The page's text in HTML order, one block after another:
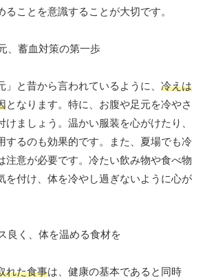
ることを意識することが大切です。
、蓄血対策の第一歩
」と昔から言われているように、 冷えは
となります。特に、お腹や足元を冷やさ
けましょう。温かい服装を心がけたり、
するのも効果的です。また、夏場でも冷
注意が必要です。冷たい飲み物や食べ物
を付け、体を冷やし過ぎないように心が
良く、体を温める食材を
れた食事は、健康の基本であると同時